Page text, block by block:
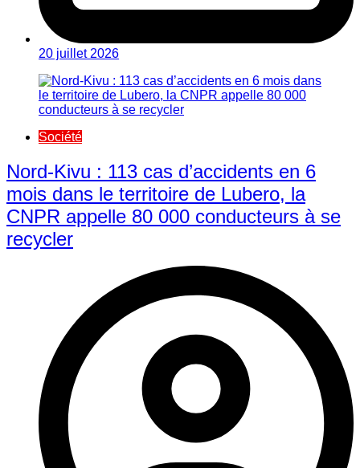
20 juillet 2026
Société
Nord-Kivu : 113 cas d’accidents en 6
mois dans le territoire de Lubero, la
CNPR appelle 80 000 conducteurs à se
recycler